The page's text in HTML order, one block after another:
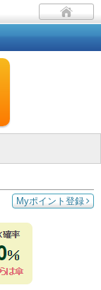
Myポイント登録